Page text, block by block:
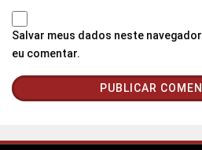
Salvar meus dados neste
eu comentar.